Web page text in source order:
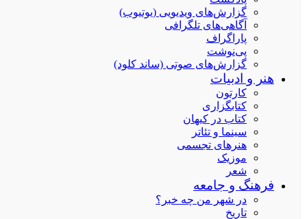
گزارش‌های ویدیویی (یوتیوب)
آگاهی‌های تلگرافی
پاراگراف
پی‌نوشت
گزارش‌های صوتی (ساند کلود)
هنر و ادبیات
کارتون
کتابگزاری
کتاب در کیهان
سینما و تئاتر
هنرهای تجسمی
موزیک
شعر
فرهنگ و جامعه
در شهر من چه خبر؟
تاریخ